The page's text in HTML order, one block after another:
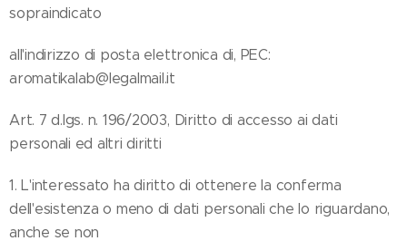
sopraindicato
all'indirizzo di posta elettronica di, PEC:
aromatikalab@legalmail.it
Art. 7 d.lgs. n. 196/2003, Diritto di accesso ai dati
personali ed altri diritti
1. L'interessato ha diritto di ottenere la conferma
dell'esistenza o meno di dati personali che lo riguardano,
anche se non